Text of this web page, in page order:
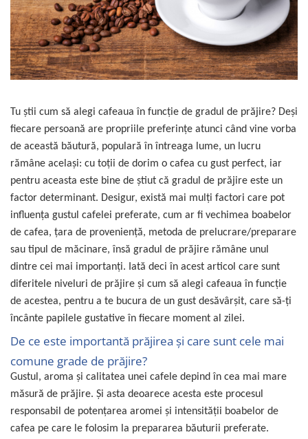
Complementare
Capace
Cesti si farfurii
Diverse
Pahare de cafea
Palete cafea
Consumabile
Cappucino instant
Ciocolata calda
Lapte instant
Pliculete Zahar si Miere
Siropuri
Topping
Aparate SH
Promotii
Stabilizatoare tensiune
Piese schimb espressoare
Accesorii si intretinere
Curatare
Filtre
Portafiltre
Tu ştii cum să alegi cafeaua în funcţie de gradul de prăjire? Deşi
fiecare persoană are propriile preferinţe atunci când vine vorba
de această băutură, populară în întreaga lume, un lucru
rămâne acelaşi: cu toţii de dorim o cafea cu gust perfect, iar
pentru aceasta este bine de ştiut că gradul de prăjire este un
factor determinant. Desigur, există mai mulţi factori care pot
influenţa gustul cafelei preferate, cum ar fi vechimea boabelor
de cafea, ţara de provenienţă, metoda de prelucrare/preparare
sau tipul de măcinare, însă gradul de prăjire rămâne unul
dintre cei mai importanţi. Iată deci în acest articol care sunt
diferitele niveluri de prăjire şi cum să alegi cafeaua în funcţie
de acestea, pentru a te bucura de un gust desăvârşit, care să-ţi
încânte papilele gustative în fiecare moment al zilei.
De ce este importantă prăjirea şi care sunt cele mai
comune grade de prăjire?
Gustul, aroma şi calitatea unei cafele depind în cea mai mare
măsură de prăjire. Şi asta deoarece acesta este procesul
responsabil de potenţarea aromei şi intensităţii boabelor de
cafea pe care le folosim la prepararea băuturii preferate.